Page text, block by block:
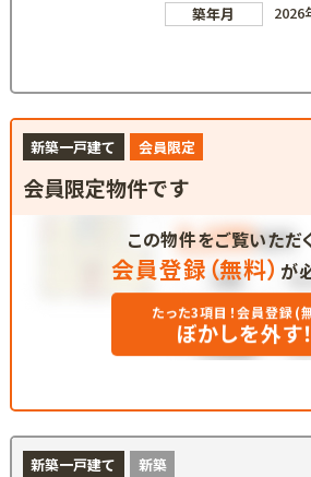
築年月
2026
新築一戸建て 会員限定
会員限定物件です
この物件をご覧いただ
会員登録（無料） が
たった3項目！会員登録(
ぼかしを外す！
新築一戸建て 新築